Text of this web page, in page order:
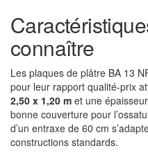
connaître
Les plaques de plâtre BA 13
pour leur rapport qualité-prix
2,50 x 1,20 m et une
bonne couverture pour
d’un entraxe de 60 cm
constructions standards.